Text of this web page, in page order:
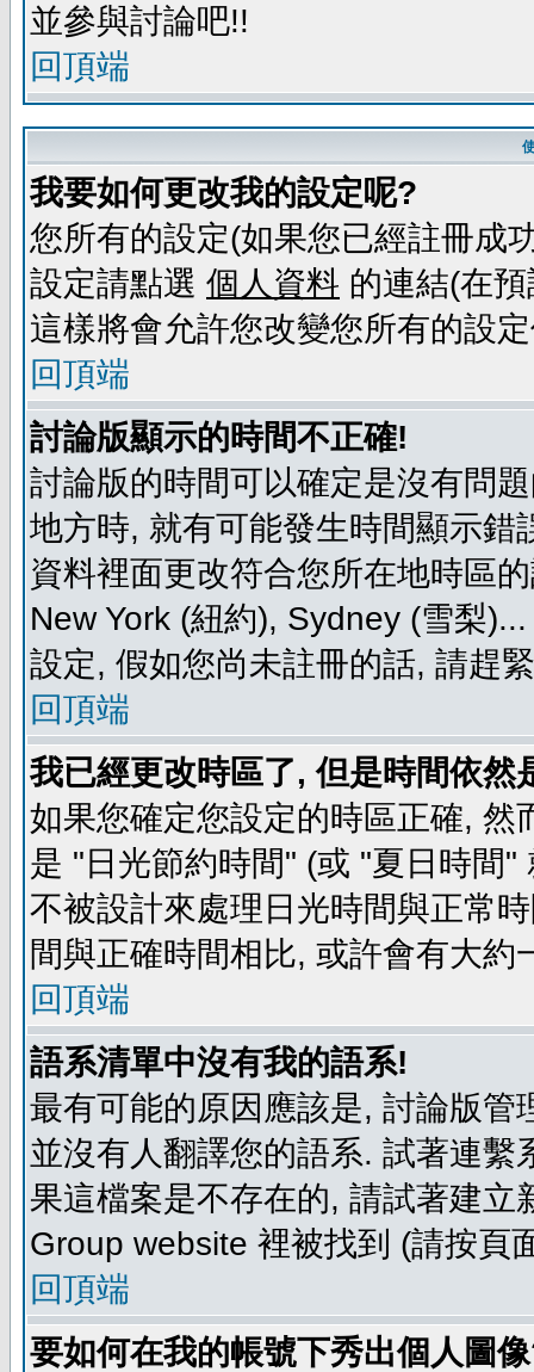
並參與討論吧!!
回頂端
我要如何更改我的設定呢?
您所有的設定(如果您已經註冊成
設定請點選 個人資料 的連結(在
這樣將會允許您改變您所有的設
回頂端
討論版顯示的時間不正確!
討論版的時間可以確定是沒有問
地方時, 就有可能發生時間顯示
資料裡面更改符合您所在地時區
New York (紐約), Sydney (雪梨
設定, 假如您尚未註冊的話, 請趕
回頂端
我已經更改時區了, 但是時間依然
如果您確定您設定的時區正確,
是 "日光節約時間" (或 "夏日時間
不被設計來處理日光時間與正常
間與正確時間相比, 或許會有大約
回頂端
語系清單中沒有我的語系!
最有可能的原因應該是, 討論版
並沒有人翻譯您的語系. 試著連
果這檔案是不存在的, 請試著建
Group website 裡被找到 (請按頁
回頂端
要如何在我的帳號下秀出個人圖